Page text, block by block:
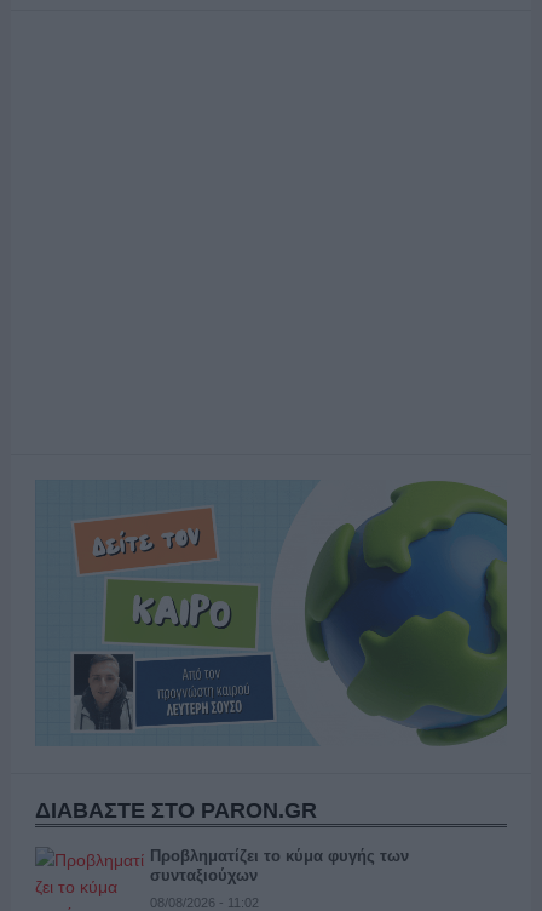
ΔΙΑΒΑΣΤΕ ΣΤΟ PARON.GR
Προβληματίζει το κύμα φυγής των
συνταξιούχων
08/08/2026 - 11:02